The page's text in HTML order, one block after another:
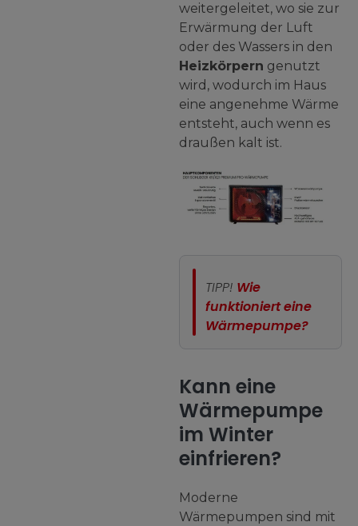
weitergeleitet, wo sie zur
Erwärmung der Luft
oder des Wassers in den
Heizkörpern genutzt
wird, wodurch im Haus
eine angenehme Wärme
entsteht, auch wenn es
draußen kalt ist.
TIPP! Wie
funktioniert eine
Wärmepumpe?
Kann eine
Wärmepumpe
im Winter
einfrieren?
Moderne
Wärmepumpen sind mit